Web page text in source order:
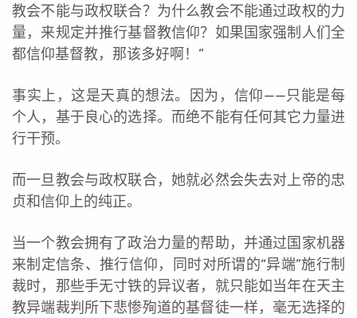
教会不能与政权联合？为什么教会不能通过政权的力
量，来规定并推行基督教信仰？如果国家强制人们全
都信仰基督教，那该多好啊！”
事实上，这是天真的想法。因为，信仰——只能是每
个人，基于良心的选择。而绝不能有任何其它力量进
行干预。
而一旦教会与政权联合，她就必然会失去对上帝的忠
贞和信仰上的纯正。
当一个教会拥有了政治力量的帮助，并通过国家机器
来制定信条、推行信仰，同时对所谓的“异端”施行制
裁时，那些手无寸铁的异议者，就只能如当年在天主
教异端裁判所下悲惨殉道的基督徒一样，毫无选择的